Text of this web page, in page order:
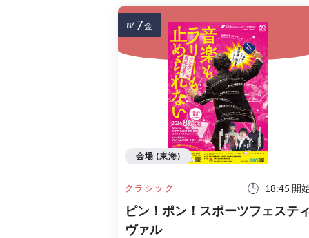
クラシック 18:45 開
ピン！ポン！スポーツフェステ
ヴァル
会場 (東海)
8/ 7金